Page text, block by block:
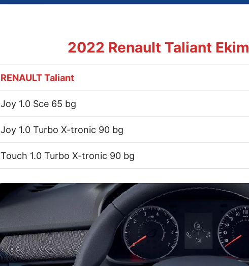
2022 Renault Taliant Ekim
RENAULT Taliant
Joy 1.0 Sce 65 bg
Joy 1.0 Turbo X-tronic 90 bg
Touch 1.0 Turbo X-tronic 90 bg